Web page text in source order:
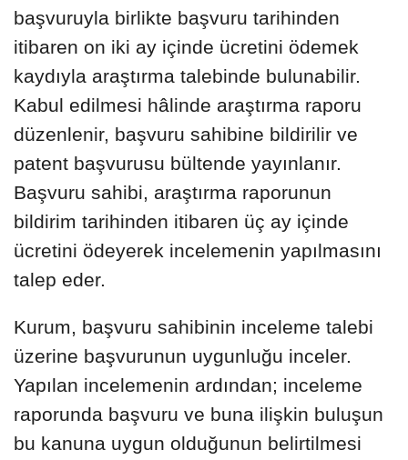
başvuruyla birlikte başvuru tarihinden
itibaren on iki ay içinde ücretini ödemek
kaydıyla araştırma talebinde bulunabilir.
Kabul edilmesi hâlinde araştırma raporu
düzenlenir, başvuru sahibine bildirilir ve
patent başvurusu bültende yayınlanır.
Başvuru sahibi, araştırma raporunun
bildirim tarihinden itibaren üç ay içinde
ücretini ödeyerek incelemenin yapılmasını
talep eder.
Kurum, başvuru sahibinin inceleme talebi
üzerine başvurunun uygunluğu inceler.
Yapılan incelemenin ardından; inceleme
raporunda başvuru ve buna ilişkin buluşun
bu kanuna uygun olduğunun belirtilmesi